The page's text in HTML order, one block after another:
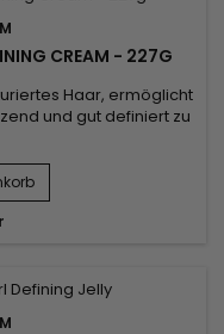
CREAM - 227G
Haar, ermöglicht
und gut definiert zu
Sheabutter und Rote-
Defining Cream das
und Geschmeidigkeit.
sofort tief in die